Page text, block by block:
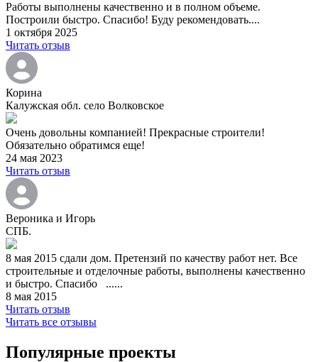
Работы выполнены качественно и в полном объеме.
Построили быстро. Спасибо! Буду рекомендовать....
1 октября 2025
Читать отзыв
Корина
Калужская обл. село Волковское
Очень довольны компанией! Прекрасные строители!
Обязательно обратимся еще!
24 мая 2023
Читать отзыв
Вероника и Игорь
СПБ.
8 мая 2015 сдали дом. Претензий по качеству работ нет. Все
строительные и отделочные работы, выполнены качественно
и быстро. Спасибо ......
8 мая 2015
Читать отзыв
Читать все отзывы
Популярные проекты